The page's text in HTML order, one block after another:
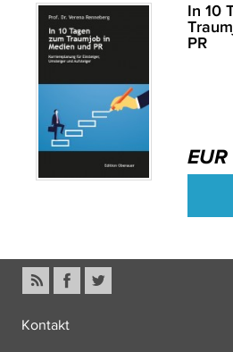
In 10
PR
Kontakt